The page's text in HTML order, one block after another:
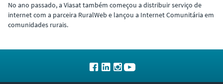
No ano passado, a Viasat também começou a distribuir serviço de
internet com a parceira RuralWeb e lançou a Internet Comunitária em
comunidades rurais.